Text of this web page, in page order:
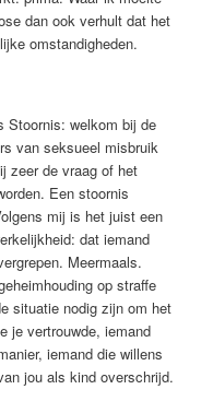
dan ook verhult dat het
omstandigheden.
Stoornis: welkom bij de
van seksueel misbruik
zeer de vraag of het
Een stoornis
mij is het juist een
dat iemand
Meermaals.
op straffe
situatie nodig zijn om het
je vertrouwde, iemand
iemand die willens
jou als kind overschrijd.